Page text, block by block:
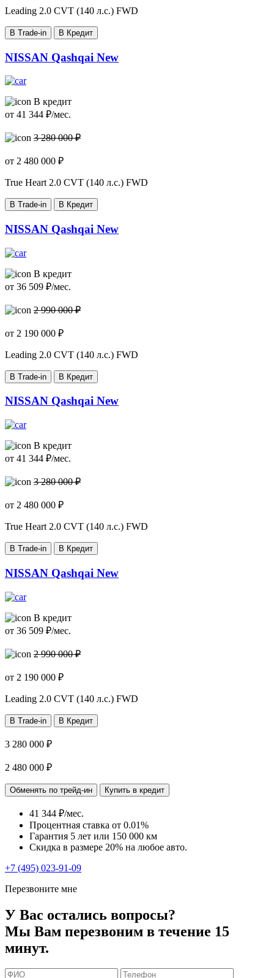
Leading 2.0 CVT (140 л.с.) FWD
В Trade-in В Кредит
NISSAN Qashqai New
В кредит
от 41 344 ₽/мес.
3 280 000 ₽
от 2 480 000 ₽
True Heart 2.0 CVT (140 л.с.) FWD
В Trade-in В Кредит
NISSAN Qashqai New
В кредит
от 36 509 ₽/мес.
2 990 000 ₽
от 2 190 000 ₽
Leading 2.0 CVT (140 л.с.) FWD
В Trade-in В Кредит
NISSAN Qashqai New
В кредит
от 41 344 ₽/мес.
3 280 000 ₽
от 2 480 000 ₽
True Heart 2.0 CVT (140 л.с.) FWD
В Trade-in В Кредит
NISSAN Qashqai New
В кредит
от 36 509 ₽/мес.
2 990 000 ₽
от 2 190 000 ₽
Leading 2.0 CVT (140 л.с.) FWD
В Trade-in В Кредит
3 280 000 ₽
2 480 000 ₽
Обменять по трейд-ин Купить в кредит
41 344 ₽/мес.
Процентная ставка от 0.01%
Гарантия 5 лет или 150 000 км
Скидка в размере 20% на любое авто.
+7 (495) 023-91-09
Перезвоните мне
У Вас остались вопросы?
Мы Вам перезвоним в течение 15
минут.